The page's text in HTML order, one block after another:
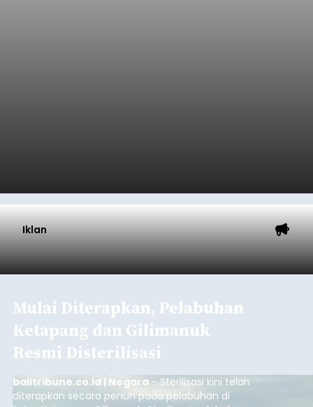
Iklan
Mulai Diterapkan, Pelabuhan
Ketapang dan Gilimanuk
Resmi Disterilisasi
balitribune.co.id | Negara - Sterilisasi kini telah
diterapkan secara penuh pada pelabuhan di